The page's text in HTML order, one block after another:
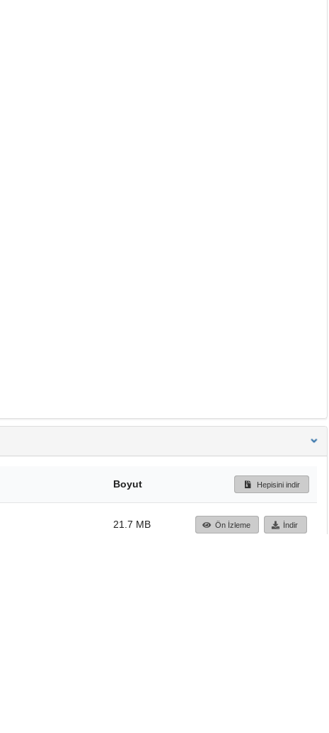
Boyut Hepisini indir
21.7 MB Ön İzleme İndir